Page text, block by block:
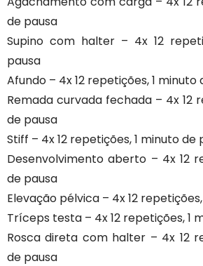
de pausa
Supino com halter – 4x 12
pausa
Afundo – 4x 12 repetições, 1 minuto
Remada curvada fechada – 4x 12
de pausa
Stiff – 4x 12 repetições, 1 minuto de
Desenvolvimento aberto – 4x 12
de pausa
Elevação pélvica – 4x 12
Tríceps testa – 4x 12 repetições, 1
Rosca direta com halter – 4x 12
de pausa